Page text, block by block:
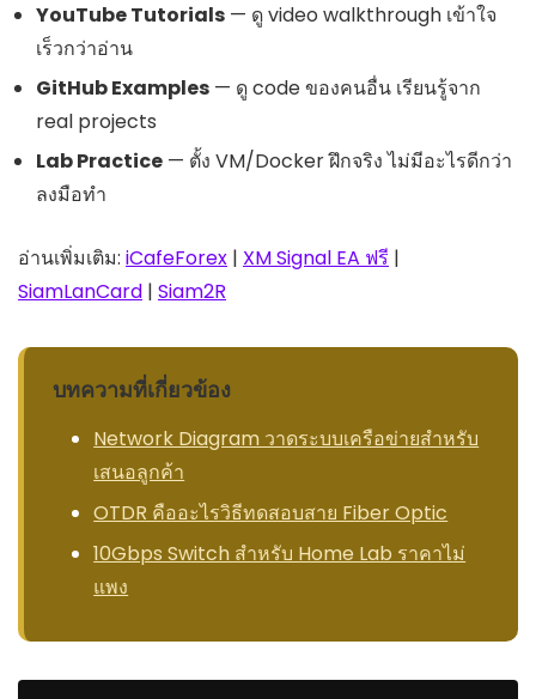
YouTube Tutorials — ดู video walkthrough เข้าใจ
เร็วกว่าอ่าน
GitHub Examples — ดู code ของคนอื่น เรียนรู้จาก
real projects
Lab Practice — ตั้ง VM/Docker ฝึกจริง ไม่มีอะไรดีกว่า
ลงมือทำ
อ่านเพิ่มเติม: iCafeForex | XM Signal EA ฟรี |
SiamLanCard | Siam2R
บทความที่เกี่ยวข้อง
Network Diagram วาดระบบเครือข่ายสำหรับ
เสนอลูกค้า
OTDR คืออะไรวิธีทดสอบสาย Fiber Optic
10Gbps Switch สำหรับ Home Lab ราคาไม่
แพง